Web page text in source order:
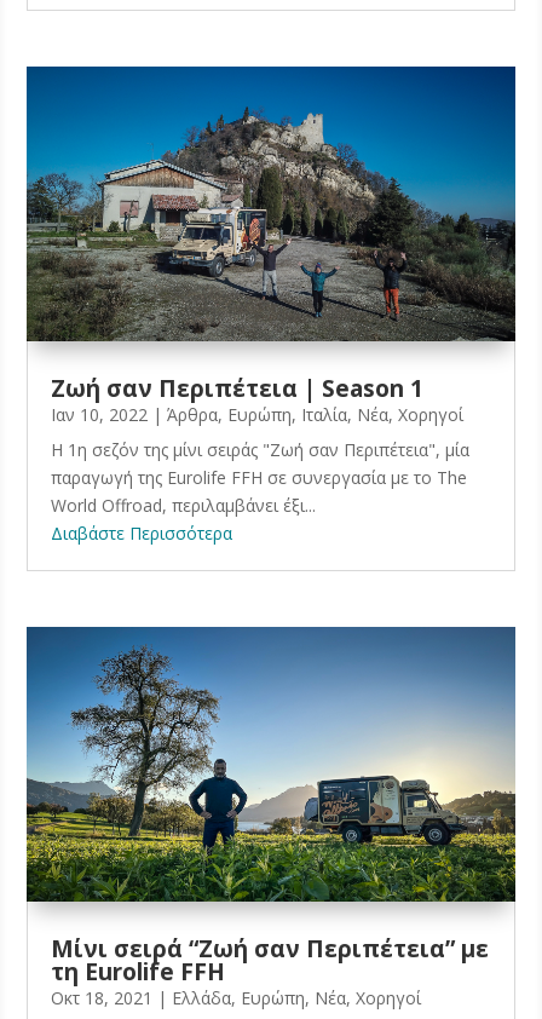
Ζωή σαν Περιπέτεια | Season 1
Ιαν 10, 2022 |Άρθρα, Ευρώπη, Ιταλία, Νέα,Χορηγοί
Η 1η σεζόν της μίνι σειράς "Ζωή σαν Περιπέτεια", μία
παραγωγή της Eurolife FFH σε συνεργασία με το The
World Offroad, περιλαμβάνει έξι...
Διαβάστε Περισσότερα
Μίνι σειρά “Ζωή σαν Περιπέτεια” με
τη Eurolife FFH
Οκτ 18, 2021 | Ελλάδα, Ευρώπη, Νέα,Χορηγοί